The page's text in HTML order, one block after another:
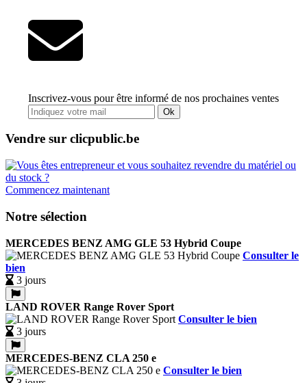
Inscrivez-vous pour être informé de nos prochaines ventes
Ok
Vendre sur clicpublic.be
Commencez maintenant
Notre sélection
MERCEDES BENZ AMG GLE 53 Hybrid Coupe
Consulter le
bien
3 jours
LAND ROVER Range Rover Sport
Consulter le bien
3 jours
MERCEDES-BENZ CLA 250 e
Consulter le bien